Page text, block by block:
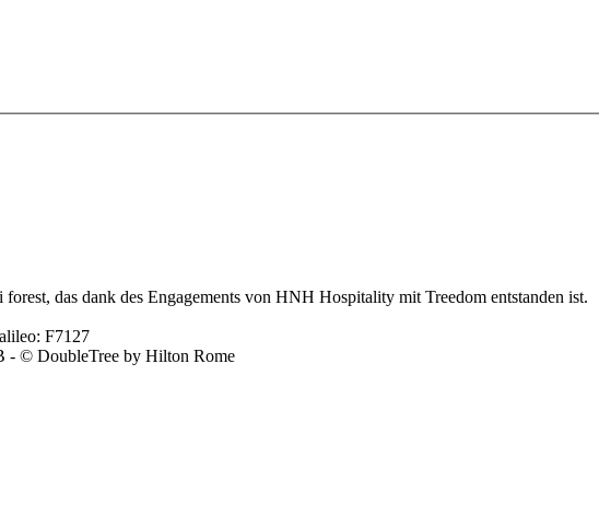
das dank des Engagements von HNH Hospitality mit Treedom entstanden ist.
F7127
© DoubleTree by Hilton Rome